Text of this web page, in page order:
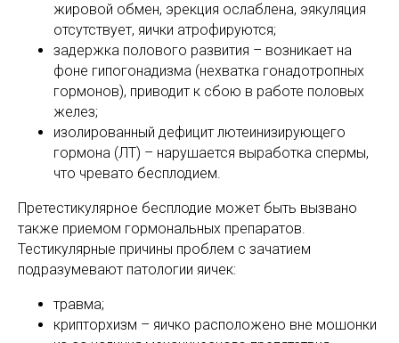
жировой обмен, эрекция ослаблена, эякуляция
отсутствует, яички атрофируются;
задержка полового развития – возникает на
фоне гипогонадизма (нехватка гонадотропных
гормонов), приводит к сбою в работе половых
желез;
изолированный дефицит лютеинизирующего
гормона (ЛТ) – нарушается выработка спермы,
что чревато бесплодием.
Претестикулярное бесплодие может быть вызвано
также приемом гормональных препаратов.
Тестикулярные причины проблем с зачатием
подразумевают патологии яичек:
травма;
крипторхизм – яичко расположено вне мошонки